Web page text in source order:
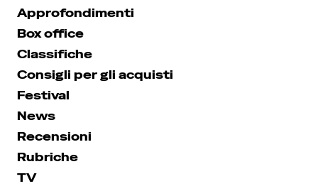
Approfondimenti
Box office
Classifiche
Consigli per gli acquisti
Festival
News
Recensioni
Rubriche
TV